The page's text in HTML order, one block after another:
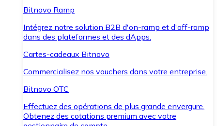
Bitnovo Ramp
Intégrez notre solution B2B d'on-ramp et d'off-ramp
dans des plateformes et des dApps.
Cartes-cadeaux Bitnovo
Commercialisez nos vouchers dans votre entreprise.
Bitnovo OTC
Effectuez des opérations de plus grande envergure.
Obtenez des cotations premium avec votre